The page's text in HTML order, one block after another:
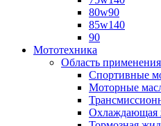
80w90
85w140
90
Мототехника
Область применения
Спортивные
Моторные
Охлаждающая